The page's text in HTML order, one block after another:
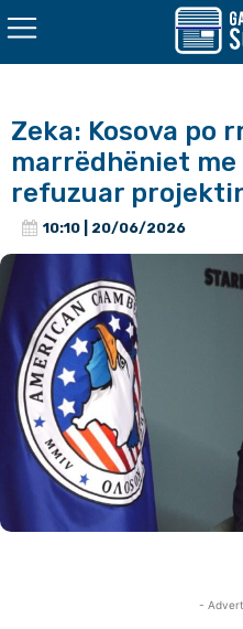
Zeka: Kosova po
marrëdhëniet me
refuzuar
10:10 | 20/06/2026
-